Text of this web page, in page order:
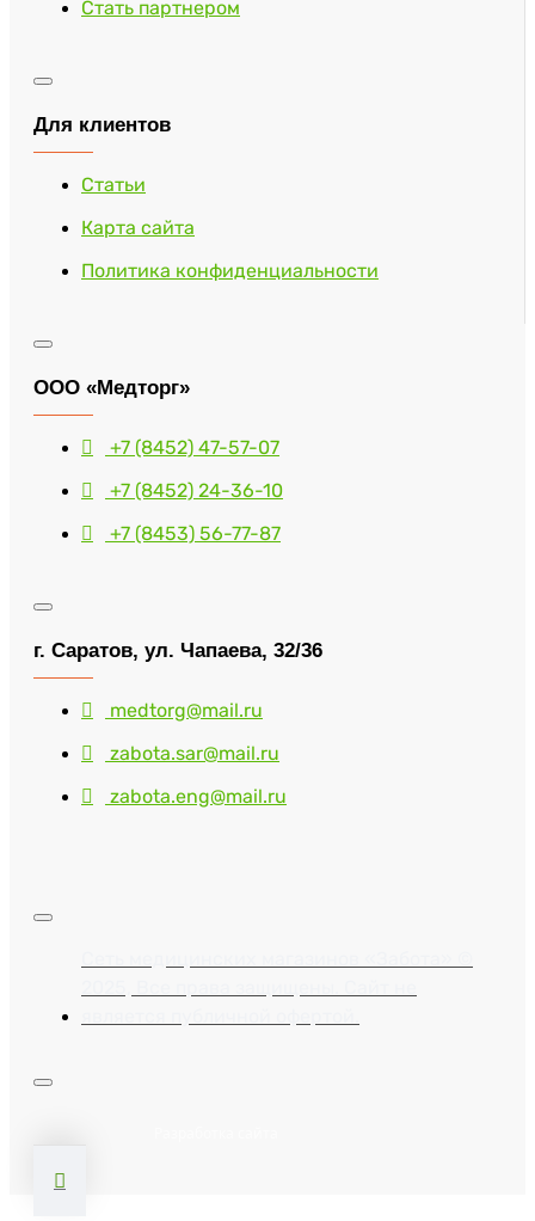
Стать партнером
Для клиентов
Статьи
Карта сайта
Политика конфиденциальности
ООО «Медторг»
+7 (8452) 47-57-07
+7 (8452) 24-36-10
+7 (8453) 56-77-87
г. Саратов, ул. Чапаева, 32/36
medtorg@mail.ru
zabota.sar@mail.ru
zabota.eng@mail.ru